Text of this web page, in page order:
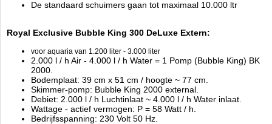
De standaard schuimers gaan tot maximaal 10.000 ltr
Royal Exclusive Bubble King 300 DeLuxe Extern:
voor aquaria van 1.200 liter - 3.000 liter
2.000 l / h Air - 4.000 l / h Water = 1 Pomp (Bubble King) BK
2000.
Bodemplaat: 39 cm x 51 cm / hoogte ~ 77 cm.
Skimmer-pomp: Bubble King 2000 external.
Debiet: 2.000 l / h Luchtinlaat ~ 4.000 l / h Water inlaat.
Wattage - actief vermogen: P = 58 Watt / h.
Bedrijfsspanning: 230 Volt 50 Hz.